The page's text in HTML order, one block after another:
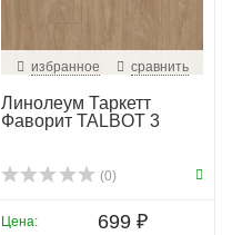
избранное сравнить
Линолеум Таркетт
Фаворит TALBOT 3
(0)
Цена: 699 ₽